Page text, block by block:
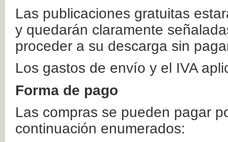
Las publicaciones gratuitas
y quedarán claramente
proceder a su descarga sin
Los gastos de envío y el IVA
Forma de pago
Las compras se pueden pagar
continuación enumerados: